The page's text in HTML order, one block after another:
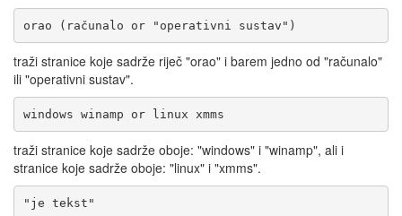
orao (računalo or "operativni sustav")
traži stranice koje sadrže riječ "orao" i barem jedno od "računalo"
ili "operativni sustav".
windows winamp or linux xmms
traži stranice koje sadrže oboje: "windows" i "winamp", ali i
stranice koje sadrže oboje: "linux" i "xmms".
"je tekst"